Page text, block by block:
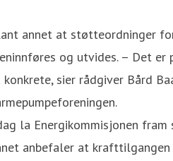
annet at støtteordninger
og utvides. – Det
konkrete, sier rådgiver Bård
la Energikommisjonen
anbefaler at